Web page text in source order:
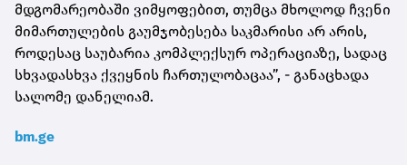
მდგომარეობაში ვიმყოფებით, თუმცა მხოლოდ ჩვენი
მიმართულების გაუმჯობესება საკმარისი არ არის,
როდესაც საუბარია კომპლექსურ ოპერაციაზე, სადაც
სხვადასხვა ქვეყნის ჩართულობაცაა”, - განაცხადა
სალომე დანელიამ.
bm.ge